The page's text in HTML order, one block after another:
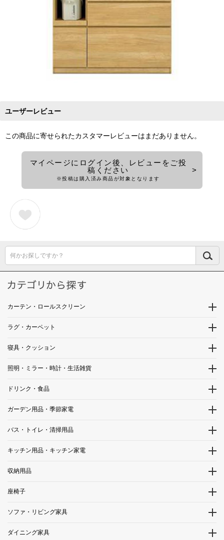
ユーザーレビュー
この商品に寄せられたカスタマーレビューはまだありません。
マイページにログイン後、レビューをご投
稿ください
※投稿は購入済み商品が対象となります
何かお探しですか？
カーテン・ロールスクリーン
ラグ・カーペット
寝具・クッション
照明・ミラー・時計・生活雑貨
ドリンク・食品
ガーデン用品・季節家電
バス・トイレ・清掃用品
キッチン用品・キッチン家電
収納用品
座椅子
ソファ・リビング家具
ダイニング家具